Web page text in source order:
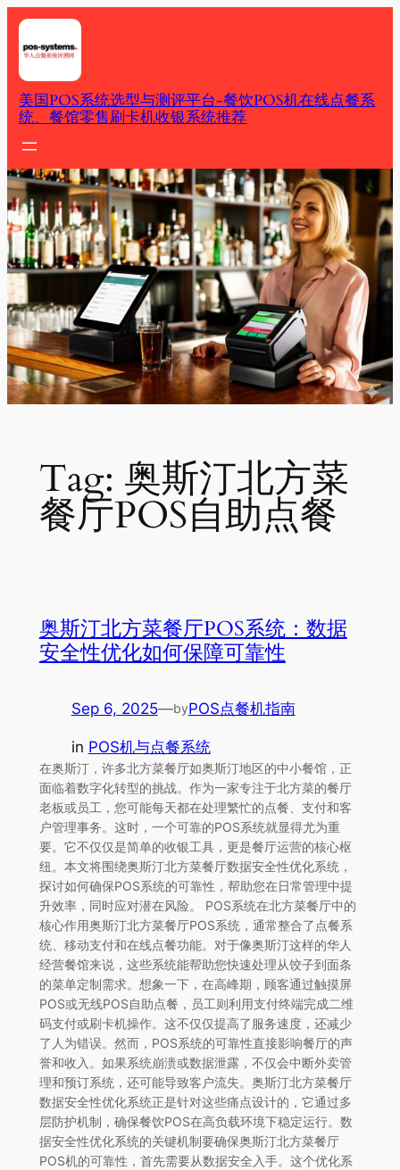
Skip
content
美国POS系统选型与测评平台-餐饮POS机在线点餐系
统、餐馆零售刷卡机收银系统推荐
Tag: 奥斯汀北方菜
餐厅POS自助点餐
奥斯汀北方菜餐厅POS系统：数据
安全性优化如何保障可靠性
Sep 6, 2025—byPOS点餐机指南
in POS机与点餐系统
在奥斯汀，许多北方菜餐厅如奥斯汀地区的中小餐馆，正
面临着数字化转型的挑战。作为一家专注于北方菜的餐厅
老板或员工，您可能每天都在处理繁忙的点餐、支付和客
户管理事务。这时，一个可靠的POS系统就显得尤为重
要。它不仅仅是简单的收银工具，更是餐厅运营的核心枢
纽。本文将围绕奥斯汀北方菜餐厅数据安全性优化系统，
探讨如何确保POS系统的可靠性，帮助您在日常管理中提
升效率，同时应对潜在风险。 POS系统在北方菜餐厅中的
核心作用奥斯汀北方菜餐厅POS系统，通常整合了点餐系
统、移动支付和在线点餐功能。对于像奥斯汀这样的华人
经营餐馆来说，这些系统能帮助您快速处理从饺子到面条
的菜单定制需求。想象一下，在高峰期，顾客通过触摸屏
POS或无线POS自助点餐，员工则利用支付终端完成二维
码支付或刷卡机操作。这不仅仅提高了服务速度，还减少
了人为错误。然而，POS系统的可靠性直接影响餐厅的声
誉和收入。如果系统崩溃或数据泄露，不仅会中断外卖管
理和预订系统，还可能导致客户流失。奥斯汀北方菜餐厅
数据安全性优化系统正是针对这些痛点设计的，它通过多
层防护机制，确保餐饮POS在高负载环境下稳定运行。数
据安全性优化系统的关键机制要确保奥斯汀北方菜餐厅
POS机的可靠性，首先需要从数据安全入手。这个优化系